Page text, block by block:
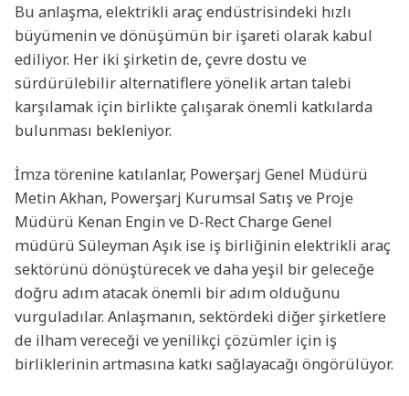
Bu anlaşma, elektrikli araç endüstrisindeki hızlı
büyümenin ve dönüşümün bir işareti olarak kabul
ediliyor. Her iki şirketin de, çevre dostu ve
sürdürülebilir alternatiflere yönelik artan talebi
karşılamak için birlikte çalışarak önemli katkılarda
bulunması bekleniyor.
İmza törenine katılanlar, Powerşarj Genel Müdürü
Metin Akhan, Powerşarj Kurumsal Satış ve Proje
Müdürü Kenan Engin ve D-Rect Charge Genel
müdürü Süleyman Aşık ise iş birliğinin elektrikli araç
sektörünü dönüştürecek ve daha yeşil bir geleceğe
doğru adım atacak önemli bir adım olduğunu
vurguladılar. Anlaşmanın, sektördeki diğer şirketlere
de ilham vereceği ve yenilikçi çözümler için iş
birliklerinin artmasına katkı sağlayacağı öngörülüyor.